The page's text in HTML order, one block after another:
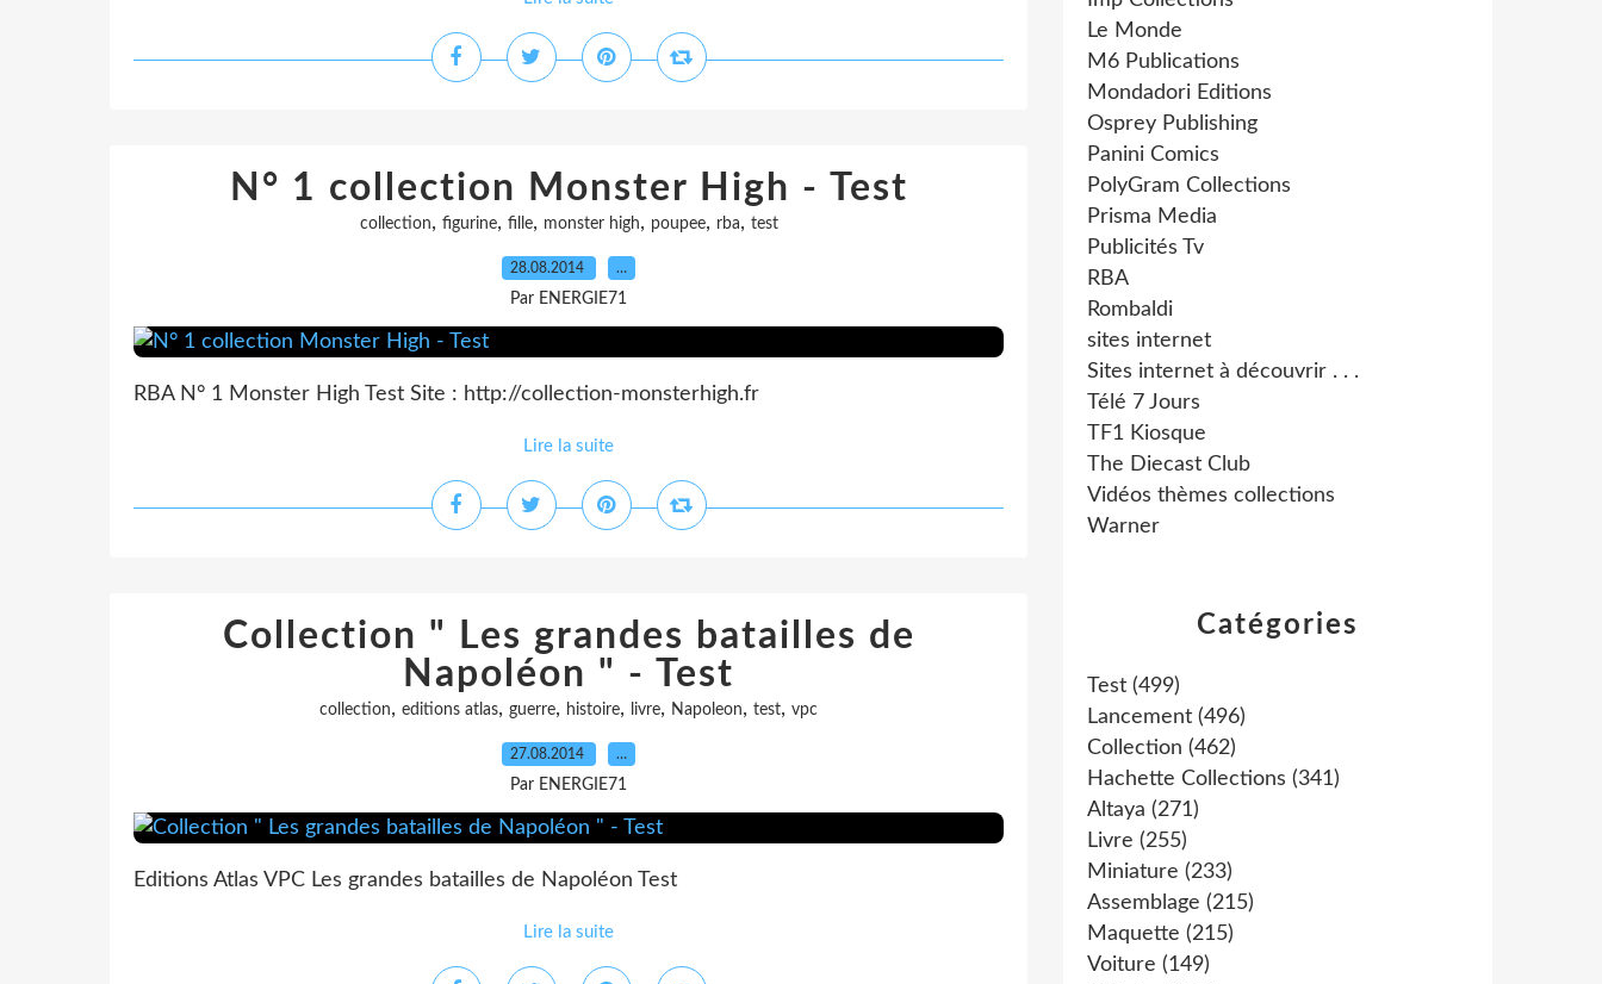
N° 1 collection Monster High - Test
collection, figurine, fille, monster high, poupee, rba, test
28.08.2014 …
Par ENERGIE71
RBA N° 1 Monster High Test Site : http://collection-monsterhigh.fr
Lire la suite
Collection " Les grandes batailles de
Napoléon " - Test
collection, editions atlas, guerre, histoire, livre, Napoleon, test, vpc
27.08.2014 …
Par ENERGIE71
Editions Atlas VPC Les grandes batailles de Napoléon Test
Lire la suite
Catégories
Test (499)
Lancement (496)
Collection (462)
Hachette Collections (341)
Altaya (271)
Livre (255)
Miniature (233)
Assemblage (215)
Maquette (215)
Voiture (149)
Le Monde
M6 Publications
Mondadori Editions
Osprey Publishing
Panini Comics
PolyGram Collections
Prisma Media
Publicités Tv
RBA
Rombaldi
sites internet
Sites internet à découvrir . . .
Télé 7 Jours
TF1 Kiosque
The Diecast Club
Vidéos thèmes collections
Warner